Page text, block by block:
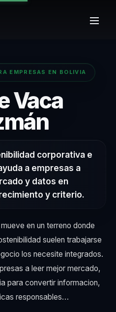
EMPRESAS EN BOLIVIA
Vaca
–
corporativa e
a empresas a
y datos en
y criterio.
en un terreno donde
suelen trabajarse
los necesite integrados.
a leer mejor mercado,
para convertir informacion,
responsables…